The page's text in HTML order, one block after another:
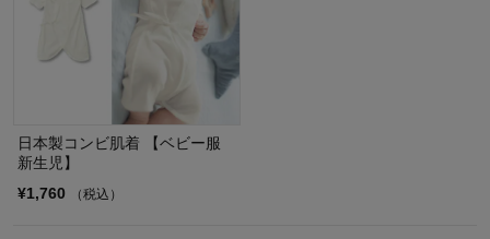
日本製コンビ肌着 【ベビー服
新生児】
¥1,760
（税込）